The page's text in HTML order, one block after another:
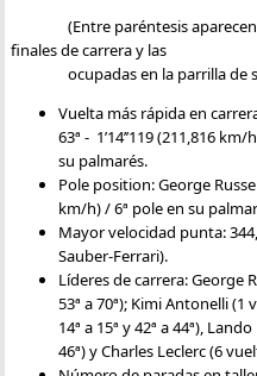
(Entre paréntesis
finales de carrera y las
ocupadas en la parrilla de
Vuelta más rápida en
63ª - 1’14’’119 (211,816
su palmarés.
Pole position: George
km/h) / 6ª pole en su
Mayor velocidad punta:
Sauber-Ferrari).
Líderes de carrera: George
53ª a 70ª); Kimi Antonelli (1
14ª a 15ª y 42ª a 44ª),
46ª) y Charles Leclerc (6